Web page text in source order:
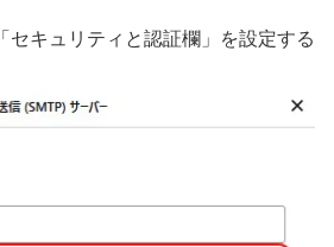
キュリティと認証欄」を設定する